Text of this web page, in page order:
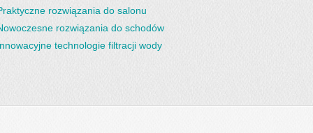
rozwiązania do salonu
rozwiązania do schodów
technologie filtracji wody